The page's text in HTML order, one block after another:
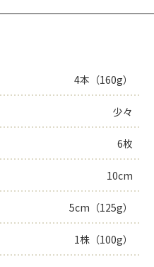
4本（160g）
少々
6枚
10cm
5cm（125g）
1株（100g）